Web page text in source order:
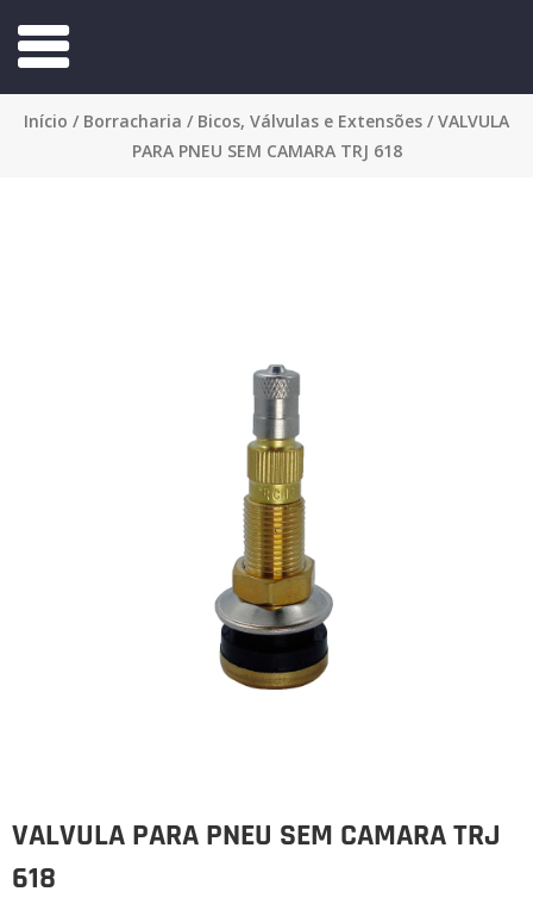
Início / Borracharia / Bicos, Válvulas e Extensões / VALVULA
PARA PNEU SEM CAMARA TRJ 618
VALVULA PARA PNEU SEM CAMARA TRJ
618